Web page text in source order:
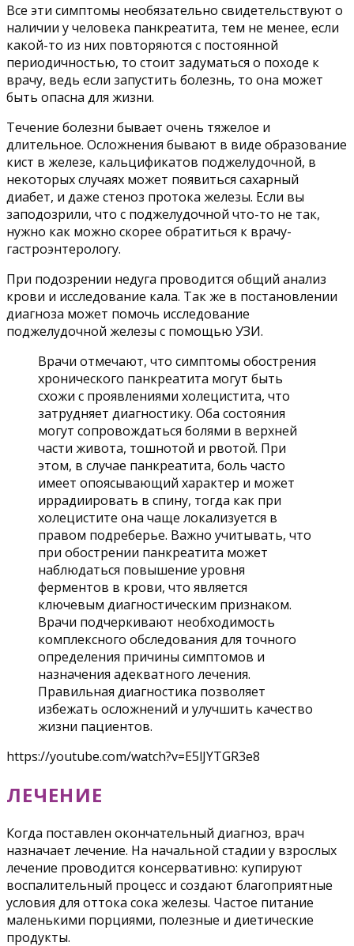
Все эти симптомы необязательно свидетельствуют о
наличии у человека панкреатита, тем не менее, если
какой-то из них повторяются с постоянной
периодичностью, то стоит задуматься о походе к
врачу, ведь если запустить болезнь, то она может
быть опасна для жизни.
Течение болезни бывает очень тяжелое и
длительное. Осложнения бывают в виде образование
кист в железе, кальцификатов поджелудочной, в
некоторых случаях может появиться сахарный
диабет, и даже стеноз протока железы. Если вы
заподозрили, что с поджелудочной что-то не так,
нужно как можно скорее обратиться к врачу-
гастроэнтерологу.
При подозрении недуга проводится общий анализ
крови и исследование кала. Так же в постановлении
диагноза может помочь исследование
поджелудочной железы с помощью УЗИ.
Врачи отмечают, что симптомы обострения
хронического панкреатита могут быть
схожи с проявлениями холецистита, что
затрудняет диагностику. Оба состояния
могут сопровождаться болями в верхней
части живота, тошнотой и рвотой. При
этом, в случае панкреатита, боль часто
имеет опоясывающий характер и может
иррадиировать в спину, тогда как при
холецистите она чаще локализуется в
правом подреберье. Важно учитывать, что
при обострении панкреатита может
наблюдаться повышение уровня
ферментов в крови, что является
ключевым диагностическим признаком.
Врачи подчеркивают необходимость
комплексного обследования для точного
определения причины симптомов и
назначения адекватного лечения.
Правильная диагностика позволяет
избежать осложнений и улучшить качество
жизни пациентов.
https://youtube.com/watch?v=E5lJYTGR3e8
ЛЕЧЕНИЕ
Когда поставлен окончательный диагноз, врач
назначает лечение. На начальной стадии у взрослых
лечение проводится консервативно: купируют
воспалительный процесс и создают благоприятные
условия для оттока сока железы. Частое питание
маленькими порциями, полезные и диетические
продукты.